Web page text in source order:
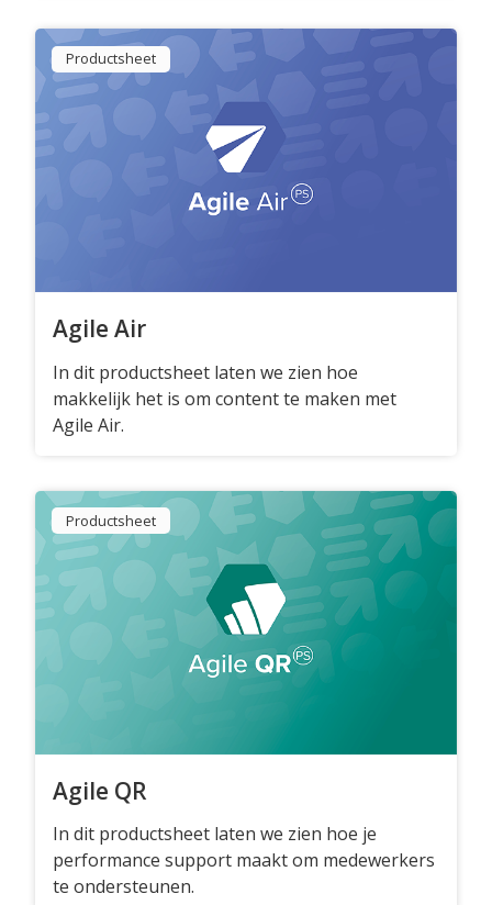
Productsheet
Agile Air
In dit productsheet laten we zien hoe
makkelijk het is om content te maken met
Agile Air.
Productsheet
Agile QR
In dit productsheet laten we zien hoe je
performance support maakt om medewerkers
te ondersteunen.